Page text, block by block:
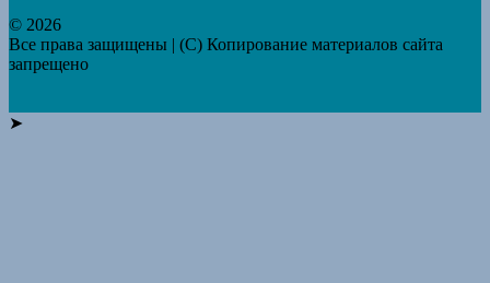
© 2026
Все права защищены | (C) Копирование материалов сайта
запрещено
➤